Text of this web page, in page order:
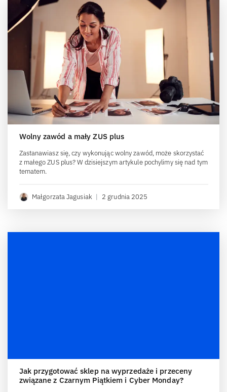
Wolny zawód a mały ZUS plus
Zastanawiasz się, czy wykonując wolny zawód, może skorzystać
z małego ZUS plus? W dzisiejszym artykule pochylimy się nad tym
tematem.
Małgorzata Jagusiak | 2 grudnia 2025
Jak przygotować sklep na wyprzedaże i przeceny
związane z Czarnym Piątkiem i Cyber Monday?